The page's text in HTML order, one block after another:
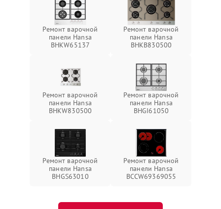
Ремонт варочной
панели Hansa
BHKW65137
Ремонт варочной
панели Hansa
BHKB830500
Ремонт варочной
панели Hansa
BHKW830500
Ремонт варочной
панели Hansa
BHGI61050
Ремонт варочной
панели Hansa
BHGS63010
Ремонт варочной
панели Hansa
BCCW69369055